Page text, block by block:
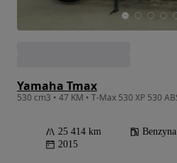
Yamaha Tmax
25 414 km Benzyna
2015